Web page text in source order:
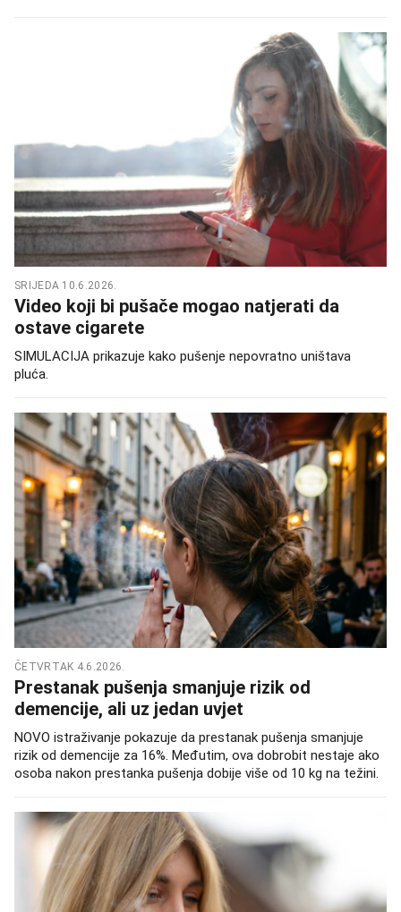
SRIJEDA 10.6.2026.
Video koji bi pušače mogao natjerati da
ostave cigarete
SIMULACIJA prikazuje kako pušenje nepovratno uništava
pluća.
ČETVRTAK 4.6.2026.
Prestanak pušenja smanjuje rizik od
demencije, ali uz jedan uvjet
NOVO istraživanje pokazuje da prestanak pušenja smanjuje
rizik od demencije za 16%. Međutim, ova dobrobit nestaje ako
osoba nakon prestanka pušenja dobije više od 10 kg na težini.